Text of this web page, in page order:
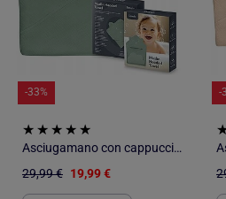
-33%
Asciugamano con cappuccio in mussola - LIONELO - 100% naturale - 80 x 80 cm - Dal primo giorno di vi
29,99 € 19,99 €
-